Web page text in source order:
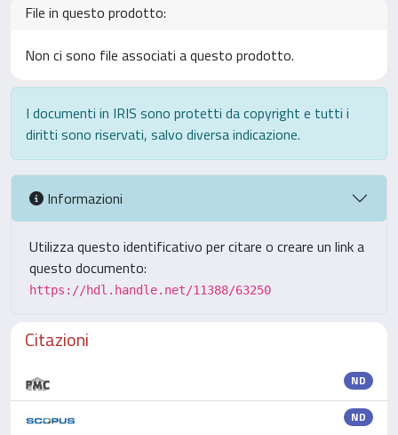
File in questo prodotto:
Non ci sono file associati a questo prodotto.
I documenti in IRIS sono protetti da copyright e tutti i
diritti sono riservati, salvo diversa indicazione.
Informazioni
Utilizza questo identificativo per citare o creare un link a
questo documento:
https://hdl.handle.net/11388/63250
Citazioni
ND
ND